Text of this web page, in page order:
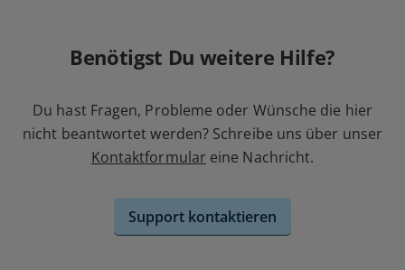
Benötigst Du weitere Hilfe?
Du hast Fragen, Probleme oder Wünsche die hier
nicht beantwortet werden? Schreibe uns über unser
Kontaktformular eine Nachricht.
Support kontaktieren